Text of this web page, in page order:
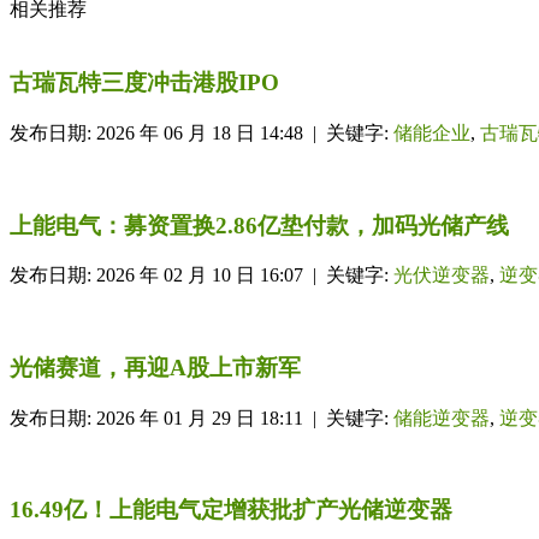
相关推荐
古瑞瓦特三度冲击港股IPO
发布日期: 2026 年 06 月 18 日 14:48 | 关键字: 储能企业, 古瑞
上能电气：募资置换2.86亿垫付款，加码光储产线
发布日期: 2026 年 02 月 10 日 16:07 | 关键字: 光伏逆变器, 逆
光储赛道，再迎A股上市新军
发布日期: 2026 年 01 月 29 日 18:11 | 关键字: 储能逆变器, 逆
16.49亿！上能电气定增获批扩产光储逆变器